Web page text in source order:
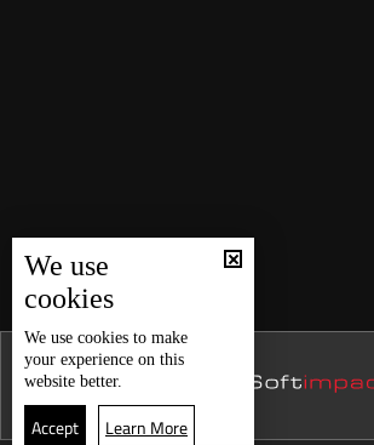
We use
cookies
We use cookies to make
your experience on this
website better.
Accept
Learn More